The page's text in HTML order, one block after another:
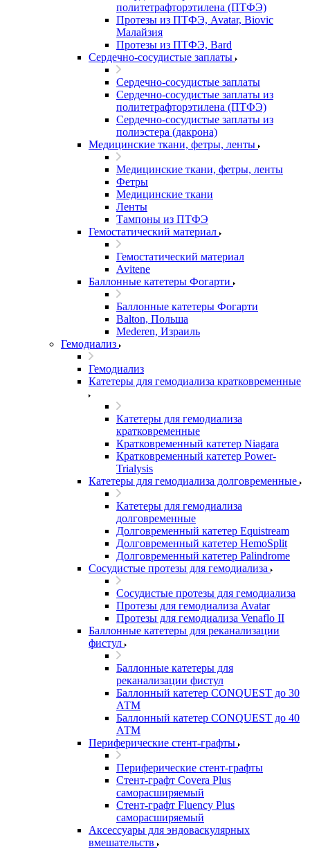
политетрафторэтилена (ПТФЭ)
Протезы из ПТФЭ, Avatar, Biovic
Малайзия
Протезы из ПТФЭ, Bard
Сердечно-сосудистые заплаты
Сердечно-сосудистые заплаты
Сердечно-сосудистые заплаты из
политетрафторэтилена (ПТФЭ)
Сердечно-сосудистые заплаты из
полиэстера (дакрона)
Медицинские ткани, фетры, ленты
Медицинские ткани, фетры, ленты
Фетры
Медицинские ткани
Ленты
Тампоны из ПТФЭ
Гемостатический материал
Гемостатический материал
Avitene
Баллонные катетеры Фогарти
Баллонные катетеры Фогарти
Balton, Польша
Mederen, Израиль
Гемодиализ
Гемодиализ
Катетеры для гемодиализа кратковременные
Катетеры для гемодиализа
кратковременные
Кратковременный катетер Niagara
Кратковременный катетер Power-
Trialysis
Катетеры для гемодиализа долговременные
Катетеры для гемодиализа
долговременные
Долговременный катетер Equistream
Долговременный катетер HemoSplit
Долговременный катетер Palindrome
Сосудистые протезы для гемодиализа
Сосудистые протезы для гемодиализа
Протезы для гемодиализа Avatar
Протезы для гемодиализа Venaflo II
Баллонные катетеры для реканализации
фистул
Баллонные катетеры для
реканализации фистул
Баллонный катетер CONQUEST до 30
АТМ
Баллонный катетер CONQUEST до 40
АТМ
Периферические стент-графты
Периферические стент-графты
Стент-графт Covera Plus
саморасширяемый
Стент-графт Fluency Plus
саморасширяемый
Аксессуары для эндоваскулярных
вмешательств